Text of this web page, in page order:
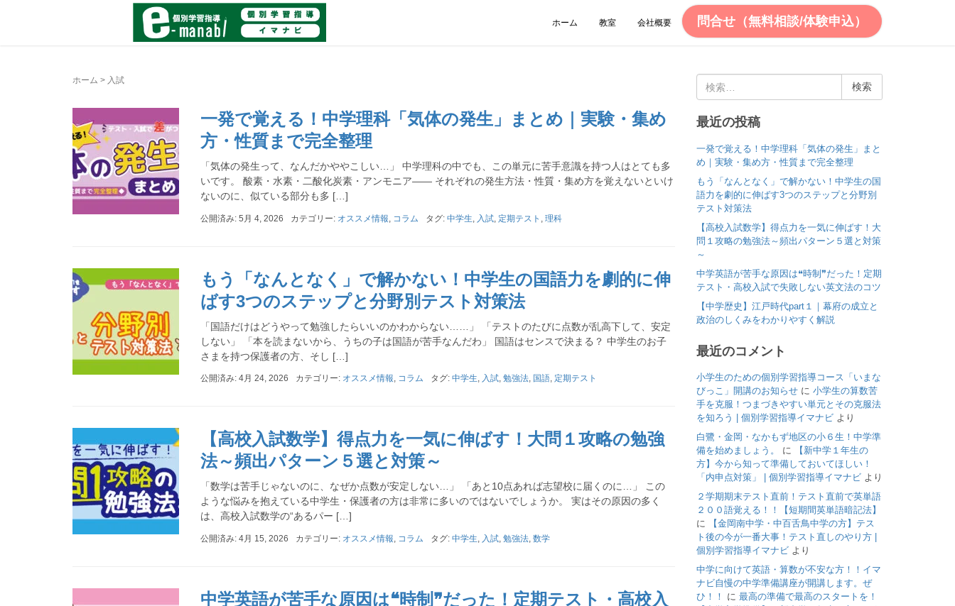
ホーム 教室 会社概要 問合せ（無料相談/体験申込）
ホーム > 入試
一発で覚える！中学理科「気体の発生」まとめ｜実験・集め
方・性質まで完全整理
「気体の発生って、なんだかややこしい…」 中学理科の中でも、この単元に苦手意識を持つ人はとても多
いです。 酸素・水素・二酸化炭素・アンモニア―― それぞれの発生方法・性質・集め方を覚えないといけ
ないのに、似ている部分も多 […]
公開済み: 5月 4, 2026 カテゴリー: オススメ情報 コラム タグ: 中学生 入試 定期テスト 理科
もう「なんとなく」で解かない！中学生の国語力を劇的に伸
ばす3つのステップと分野別テスト対策法
「国語だけはどうやって勉強したらいいのかわからない……」 「テストのたびに点数が乱高下して、安定
しない」 「本を読まないから、うちの子は国語が苦手なんだわ」 国語はセンスで決まる？ 中学生のお子
さまを持つ保護者の方、そし […]
公開済み: 4月 24, 2026 カテゴリー: オススメ情報, コラム タグ: 中学生, 入試, 勉強法, 国語, 定期テスト
【高校入試数学】得点力を一気に伸ばす！大問１攻略の勉強
法～頻出パターン５選と対策～
「数学は苦手じゃないのに、なぜか点数が安定しない…」 「あと10点あれば志望校に届くのに…」 この
ような悩みを抱えている中学生・保護者の方は非常に多いのではないでしょうか。 実はその原因の多く
は、高校入試数学の“あるパー […]
公開済み: 4月 15, 2026 カテゴリー: オススメ情報 コラム タグ: 中学生 入試 勉強法 数学
中学英語が苦手な原因は❝時制❞だった！定期テスト・高校入
最近の投稿
一発で覚える！中学理科「気体の発生」まと
め｜実験・集め方・性質まで完全整理
もう「なんとなく」で解かない！中学生の国
語力を劇的に伸ばす3つのステップと分野別
テスト対策法
【高校入試数学】得点力を一気に伸ばす！大
問１攻略の勉強法～頻出パターン５選と対策
～
中学英語が苦手な原因は❝時制❞だった！定期
テスト・高校入試で失敗しない英文法のコツ
【中学歴史】江戸時代part１｜幕府の成立と
政治のしくみをわかりやすく解説
最近のコメント
小学生のための個別学習指導コース「いまな
びっこ」開講のお知らせに 小学生の算数苦
手を克服！つまづきやすい単元とその克服法
を知ろう | 個別学習指導イマナビより
白鷺・金岡・なかもず地区の小６生！中学準
備を始めましょう。
に
【新中学１年生の
方】今から知って準備しておいてほしい！
「内申点対策」 | 個別学習指導イマナビより
２学期期末テスト直前！テスト直前で英単語
２００語覚える！！【短期間英単語暗記法】
に
【金岡南中学・中百舌鳥中学の方】テス
ト後の今が一番大事！テスト直しのやり方 |
個別学習指導イマナビより
中学に向けて英語・算数が不安な方！！イマ
ナビ自慢の中学準備講座が開講します。ぜ
ひ！！
に 最高の準備で最高のスタートを！